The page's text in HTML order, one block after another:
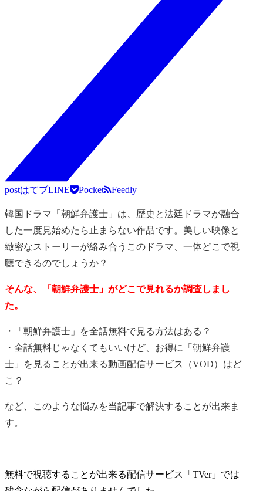
postはてブLINE Pocket Feedly
韓国ドラマ「朝鮮弁護士」は、歴史と法廷ドラマが融合
した一度見始めたら止まらない作品です。美しい映像と
緻密なストーリーが絡み合うこのドラマ、一体どこで視
聴できるのでしょうか？
そんな、「朝鮮弁護士」がどこで見れるか調査しまし
た。
・「朝鮮弁護士」を全話無料で見る方法はある？
・全話無料じゃなくてもいいけど、お得に「朝鮮弁護
士」を見ることが出来る動画配信サービス（VOD）はど
こ？
など、このような悩みを当記事で解決することが出来ま
す。
無料で視聴することが出来る配信サービス「TVer」では